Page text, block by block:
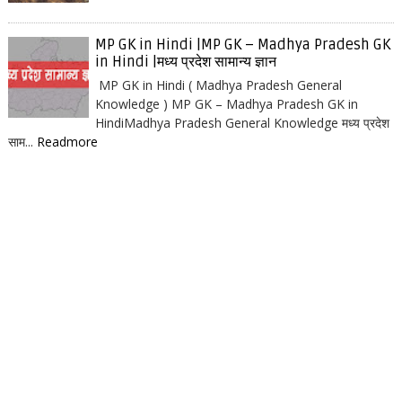
MP GK in Hindi |MP GK – Madhya Pradesh GK
in Hindi |मध्य प्रदेश सामान्य ज्ञान
MP GK in Hindi ( Madhya Pradesh General
Knowledge ) MP GK – Madhya Pradesh GK in
HindiMadhya Pradesh General Knowledge मध्य प्रदेश
साम... Readmore